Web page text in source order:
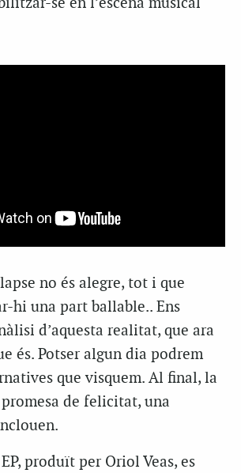
se en l’escena musical
no és alegre, tot i que
hi una part ballable.. Ens
d’aquesta realitat, que ara
és. Potser algun dia podrem
que visquem. Al final, la
de felicitat, una
produït per Oriol Veas, es